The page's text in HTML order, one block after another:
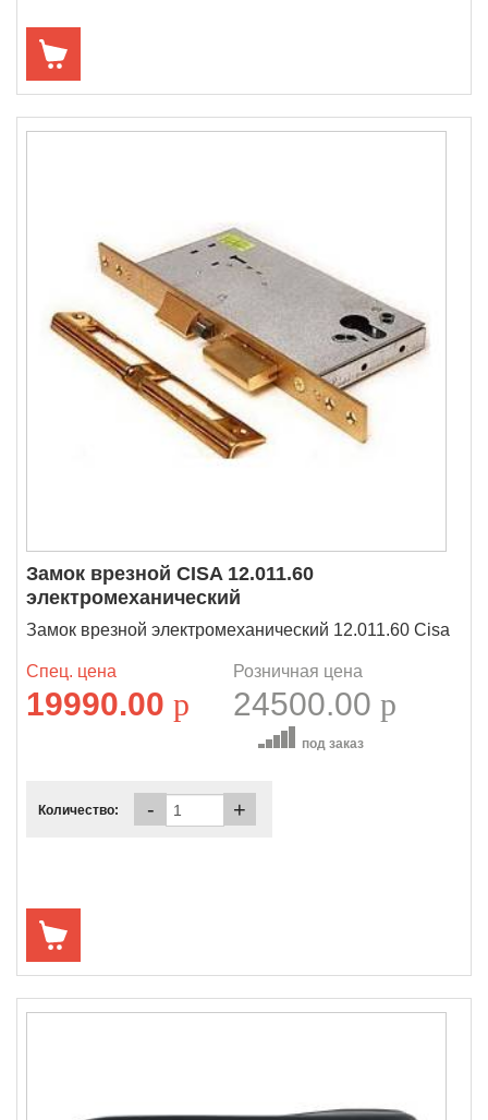
Замок врезной CISA 12.011.60
электромеханический
Замок врезной электромеханический 12.011.60 Cisa
Спец. цена
19990.00 p
Розничная цена
24500.00 p
под заказ
Количество: - +